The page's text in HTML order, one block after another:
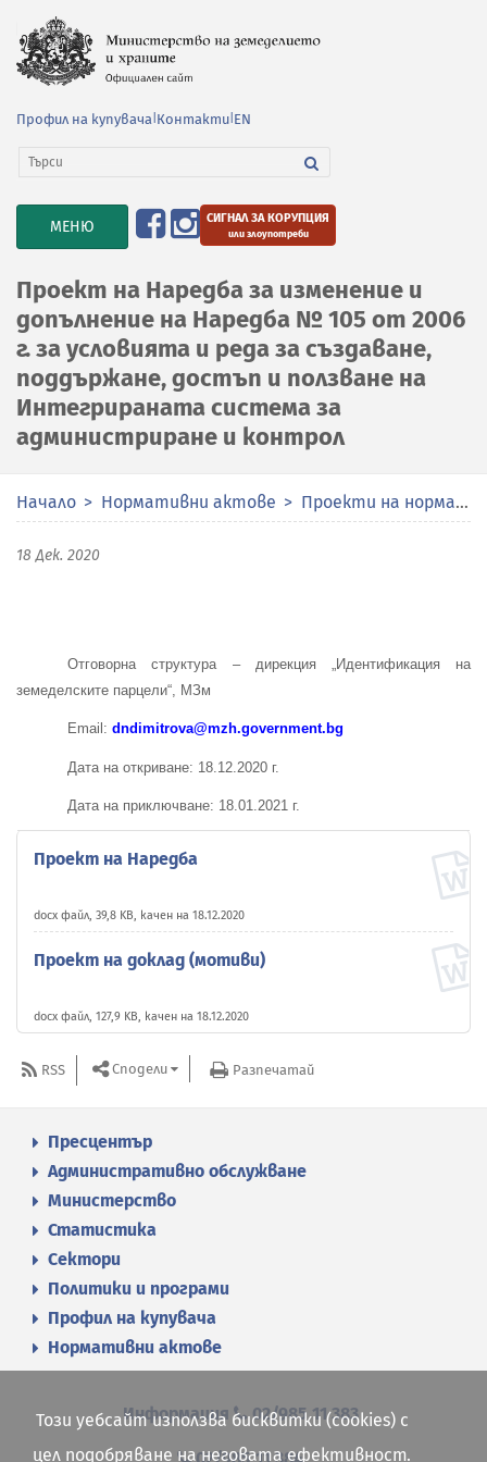
Профил на купувача Контакти EN
TOGGLE
NAVIGATION
МЕНЮ СИГНАЛ ЗА КОРУПЦИЯ
или злоупотреби
Проект на Наредба за изменение и
допълнение на Наредба № 105 от 2006
г. за условията и реда за създаване,
поддържане, достъп и ползване на
Интегрираната система за
администриране и контрол
Начало Нормативни актове Проекти на нормативни актове
18 Дек. 2020
Отговорна структура – дирекция „Идентификация на
земеделските парцели“, МЗм
Email:dndimitrova@mzh.government.bg
Дата на откриване: 18.12.2020 г.
Дата на приключване: 18.01.2021 г.
Проект на Наредба
docx файл, 39,8 KB, качен на 18.12.2020
Проект на доклад (мотиви)
docx файл, 127,9 KB, качен на 18.12.2020
RSS Сподели Разпечатай
Пресцентър
Административно обслужване
Министерство
Статистика
Сектори
Политики и програми
Профил на купувача
Нормативни актове
Информация 02/985 11 383
Този уебсайт използва бисквитки (cookies) с
цел подобряване на неговата ефективност.